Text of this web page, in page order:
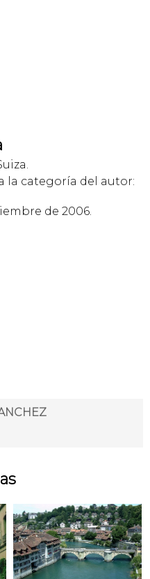
la categoría del autor:
de 2006.